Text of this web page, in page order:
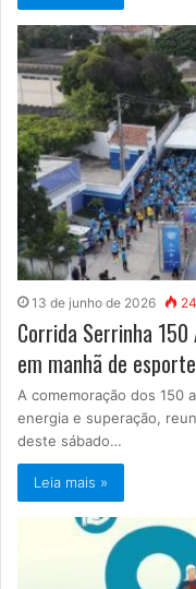
13 de junho de 2026
Corrida Serrinha
em manhã de
A comemoração dos 150
energia e superação,
deste sábado…
Leia mais »